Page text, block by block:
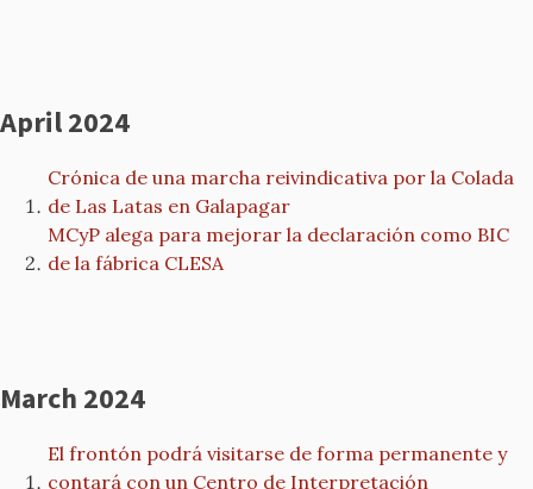
April 2024
Crónica de una marcha reivindicativa por la Colada
de Las Latas en Galapagar
MCyP alega para mejorar la declaración como BIC
de la fábrica CLESA
March 2024
El frontón podrá visitarse de forma permanente y
contará con un Centro de Interpretación